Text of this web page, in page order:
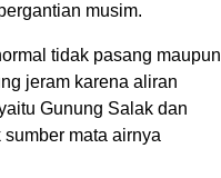
musim.
tidak pasang maupun
jeram karena aliran
Gunung Salak dan
mata airnya